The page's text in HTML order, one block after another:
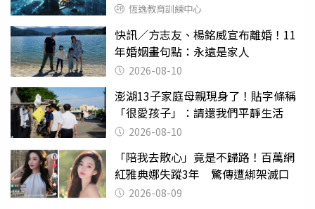
恆逸教育訓練中心
快訊／方志友、楊銘威宣布離婚！11
年婚姻畫句點：永遠是家人
2026-08-10
澎湖13子家庭母親現身了！貼字條稱
「很愛孩子」：請還我們平靜生活
2026-08-10
「陪我去散心」竟是不歸路！百萬網
紅雅典娜失蹤3年 驚傳遭綁架滅口
2026-08-09